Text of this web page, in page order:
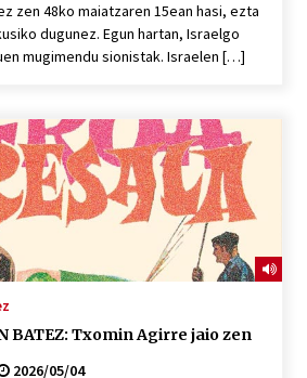
zen 48ko maiatzaren 15ean hasi, ezta
dugunez. Egun hartan, Israelgo
mugimendu sionistak. Israelen […]
BATEZ: Txomin Agirre jaio zen
2026/05/04